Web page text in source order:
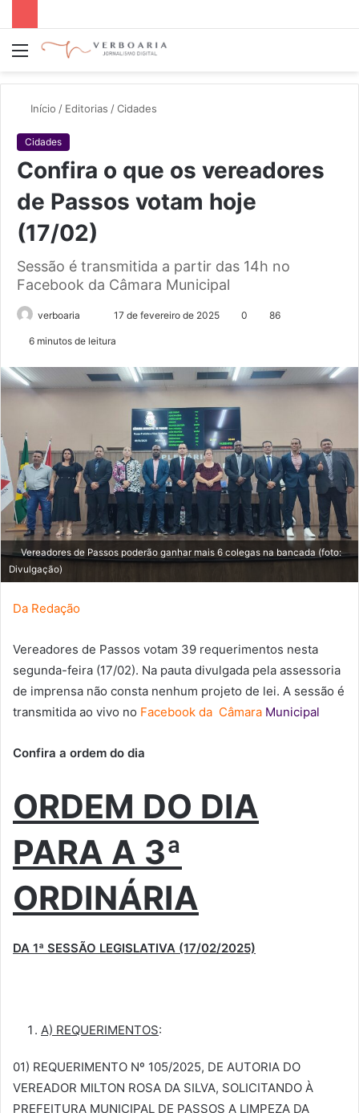
Menu
Início / Editorias /Cidades
Cidades
Confira o que os vereadores
de Passos votam hoje
(17/02)
Sessão é transmitida a partir das 14h no
Facebook da Câmara Municipal
verboaria
d
e
e
-
m
17 de fevereiro de 2025 0 86
6 minutos de leitura
Vereadores de Passos poderão ganhar mais 6 colegas na bancada (foto:
Divulgação)
Da Redação
Vereadores de Passos votam 39 requerimentos nesta
segunda-feira (17/02). Na pauta divulgada pela assessoria
de imprensa não consta nenhum projeto de lei. A sessão é
transmitida ao vivo no Facebook da Câmara Municipal
Confira a ordem do dia
ORDEM DO DIA
PARA A 3ª
ORDINÁRIA
DA 1ª SESSÃO LEGISLATIVA (17/02/2025)
A) REQUERIMENTOS:
01) REQUERIMENTO Nº 105/2025, DE AUTORIA DO
VEREADOR MILTON ROSA DA SILVA, SOLICITANDO À
PREFEITURA MUNICIPAL DE PASSOS A LIMPEZA DA